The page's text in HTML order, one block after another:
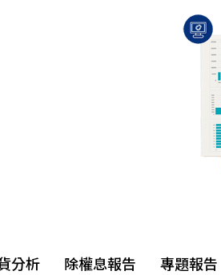
分析 除權息報告 專題報告